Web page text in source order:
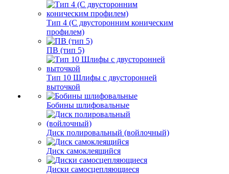
Тип 4 (С двусторонним коническим
профилем)
ПВ (тип 5)
Тип 10 Шлифы с двусторонней
выточкой
Бобины шлифовальные
Диск полировальный (войлочный)
Диск самоклеящийся
Диски самосцепляющиеся